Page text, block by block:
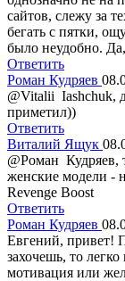
сайтов, слежу за
бегать с пятки,
было неудобно.
Ответить
Роман Кудряев
@Vitalii Iashchuk,
приметил))
Ответить
Виталий Ящук
@Роман Кудряев,
женские модели -
Revenge Boost
Ответить
Роман Кудряев
Евгений, привет!
захочешь, то
мотивация или